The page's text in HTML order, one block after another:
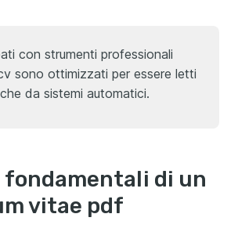
con strumenti professionali
sono ottimizzati per essere letti
da sistemi automatici.
fondamentali di un
vitae pdf